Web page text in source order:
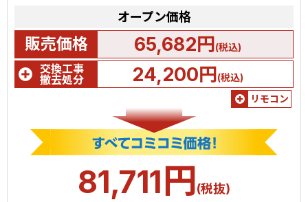
オープン価格
販売価格 65,682円(税込)
交換工事
撤去処分
24,200円(税込)
リモコン
81,711円(税抜)